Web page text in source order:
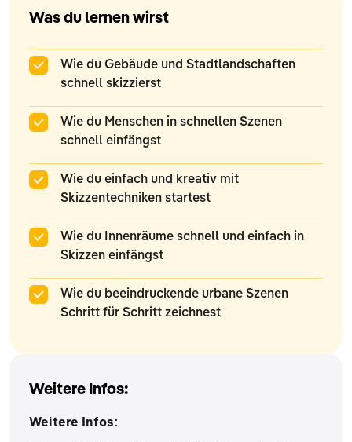
Was du lernen wirst
Wie du Gebäude und Stadtlandschaften
schnell skizzierst
Wie du Menschen in schnellen Szenen
schnell einfängst
Wie du einfach und kreativ mit
Skizzentechniken startest
Wie du Innenräume schnell und einfach in
Skizzen einfängst
Wie du beeindruckende urbane Szenen
Schritt für Schritt zeichnest
Weitere Infos:
Weitere Infos: